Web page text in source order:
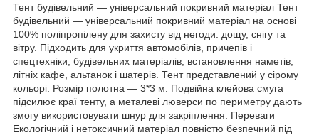
Тент будівельний — універсальний покривний матеріал Тент
будівельний — універсальний покривний матеріал на основі
100% поліпропілену для захисту від негоди: дощу, снігу та
вітру. Підходить для укриття автомобілів, причепів і
спецтехніки, будівельних матеріалів, встановлення наметів,
літніх кафе, альтанок і шатерів. Тент представлений у сірому
кольорі. Розмір полотна — 3*3 м. Подвійна клейова смуга
підсилює краї тенту, а металеві люверси по периметру дають
змогу використовувати шнур для закріплення. Переваги
Екологічний і нетоксичний матеріал повністю безпечний під